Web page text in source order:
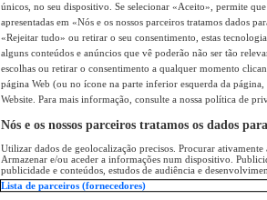
únicos, no seu dispositivo. Se selecionar «Aceito», permite
apresentadas em «Nós e os nossos parceiros tratamos dados
«Rejeitar tudo» ou retirar o seu consentimento, estas
alguns conteúdos e anúncios que vê poderão não ser tão
escolhas ou retirar o consentimento a qualquer momento
página Web (ou no ícone na parte inferior esquerda da página,
Website. Para mais informação, consulte a nossa política de
Nós e os nossos parceiros tratamos os dados
Utilizar dados de geolocalização precisos. Procurar
Armazenar e/ou aceder a informações num dispositivo.
publicidade e conteúdos, estudos de audiência e
Lista de parceiros (fornecedores)